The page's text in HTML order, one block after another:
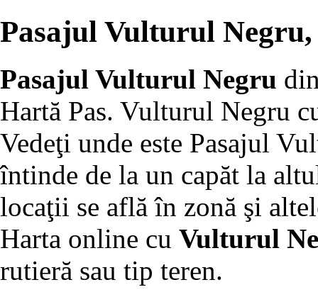
Pasajul Vulturul
Pasajul Vulturul Negru
Hartă Pas. Vulturul Negru
Vedeţi unde este Pasajul
întinde de la un capăt la
locaţii se află în zonă şi
Harta online cu Vulturul
rutieră sau tip teren.